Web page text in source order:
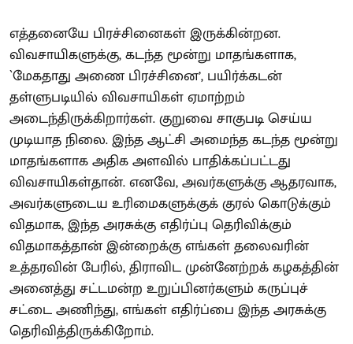
எத்தனையே பிரச்சினைகள் இருக்கின்றன.
விவசாயிகளுக்கு, கடந்த மூன்று மாதங்களாக,
`மேகதாது அணை பிரச்சினை’, பயிர்க்கடன்
தள்ளுபடியில் விவசாயிகள் ஏமாற்றம்
அடைந்திருக்கிறார்கள். குறுவை சாகுபடி செய்ய
முடியாத நிலை. இந்த ஆட்சி அமைந்த கடந்த மூன்று
மாதங்களாக அதிக அளவில் பாதிக்கப்பட்டது
விவசாயிகள்தான். எனவே, அவர்களுக்கு ஆதரவாக,
அவர்களுடைய உரிமைகளுக்குக் குரல் கொடுக்கும்
விதமாக, இந்த அரசுக்கு எதிர்ப்பு தெரிவிக்கும்
விதமாகத்தான் இன்றைக்கு எங்கள் தலைவரின்
உத்தரவின் பேரில், திராவிட முன்னேற்றக் கழகத்தின்
அனைத்து சட்டமன்ற உறுப்பினர்களும் கருப்புச்
சட்டை அணிந்து, எங்கள் எதிர்ப்பை இந்த அரசுக்கு
தெரிவித்திருக்கிறோம்.